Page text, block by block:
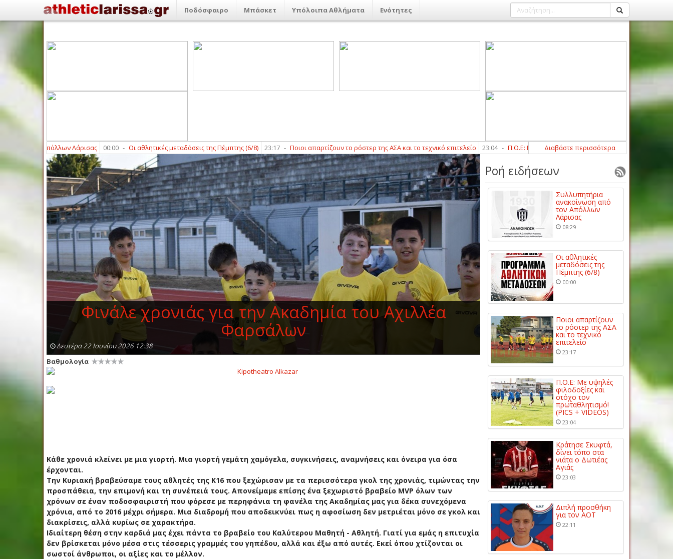
Ποδόσφαιρο Μπάσκετ Υπόλοιπα Αθλήματα Ενότητες
00:00 - Οι αθλητικές μεταδόσεις της Πέμπτης (6/8) 23:17 - Ποιοι απαρτίζουν το ρόστερ της ΑΣΑ και το τεχνικό επιτελείο 23:04 - Π.Ο.Ε: Με υψηλές φιλοδοξίες και στόχο τον πρωταθλητισμό! (PICS +
Διαβάστε περισσότερα
Φινάλε χρονιάς για την Ακαδημία του Αχιλλέα
Φαρσάλων
Δευτέρα 22 Ιουνίου 2026 12:38
Βαθμολογία
Κάθε χρονιά κλείνει με μια γιορτή. Μια γιορτή γεμάτη χαμόγελα, συγκινήσεις, αναμνήσεις και όνειρα για όσα
έρχονται.
Την Κυριακή βραβεύσαμε τους αθλητές της Κ16 που ξεχώρισαν με τα περισσότερα γκολ της χρονιάς, τιμώντας την
προσπάθεια, την επιμονή και τη συνέπειά τους. Απονείμαμε επίσης ένα ξεχωριστό βραβείο MVP όλων των
χρόνων σε έναν ποδοσφαιριστή που φόρεσε με περηφάνια τη φανέλα της Ακαδημίας μας για δέκα συνεχόμενα
χρόνια, από το 2016 μέχρι σήμερα. Μια διαδρομή που αποδεικνύει πως η αφοσίωση δεν μετριέται μόνο σε γκολ και
διακρίσεις, αλλά κυρίως σε χαρακτήρα.
Ιδιαίτερη θέση στην καρδιά μας έχει πάντα το βραβείο του Καλύτερου Μαθητή - Αθλητή. Γιατί για εμάς η επιτυχία
δεν βρίσκεται μόνο μέσα στις τέσσερις γραμμές του γηπέδου, αλλά και έξω από αυτές. Εκεί όπου χτίζονται οι
σωστοί άνθρωποι, οι αξίες και το μέλλον.
Ροή ειδήσεων
Συλλυπητήρια
ανακοίνωση από
τον Απόλλων
Λάρισας
08:29
Οι αθλητικές
μεταδόσεις της
Πέμπτης (6/8)
00:00
Ποιοι απαρτίζουν
το ρόστερ της ΑΣΑ
και το τεχνικό
επιτελείο
23:17
Π.Ο.Ε: Με υψηλές
φιλοδοξίες και
στόχο τον
πρωταθλητισμό!
(PICS + VIDEOS)
23:04
Κράτησε Σκυφτά,
δίνει τόπο στα
νιάτα ο Δωτιέας
Αγιάς
23:03
Διπλή προσθήκη
για τον ΑΟΤ
22:11